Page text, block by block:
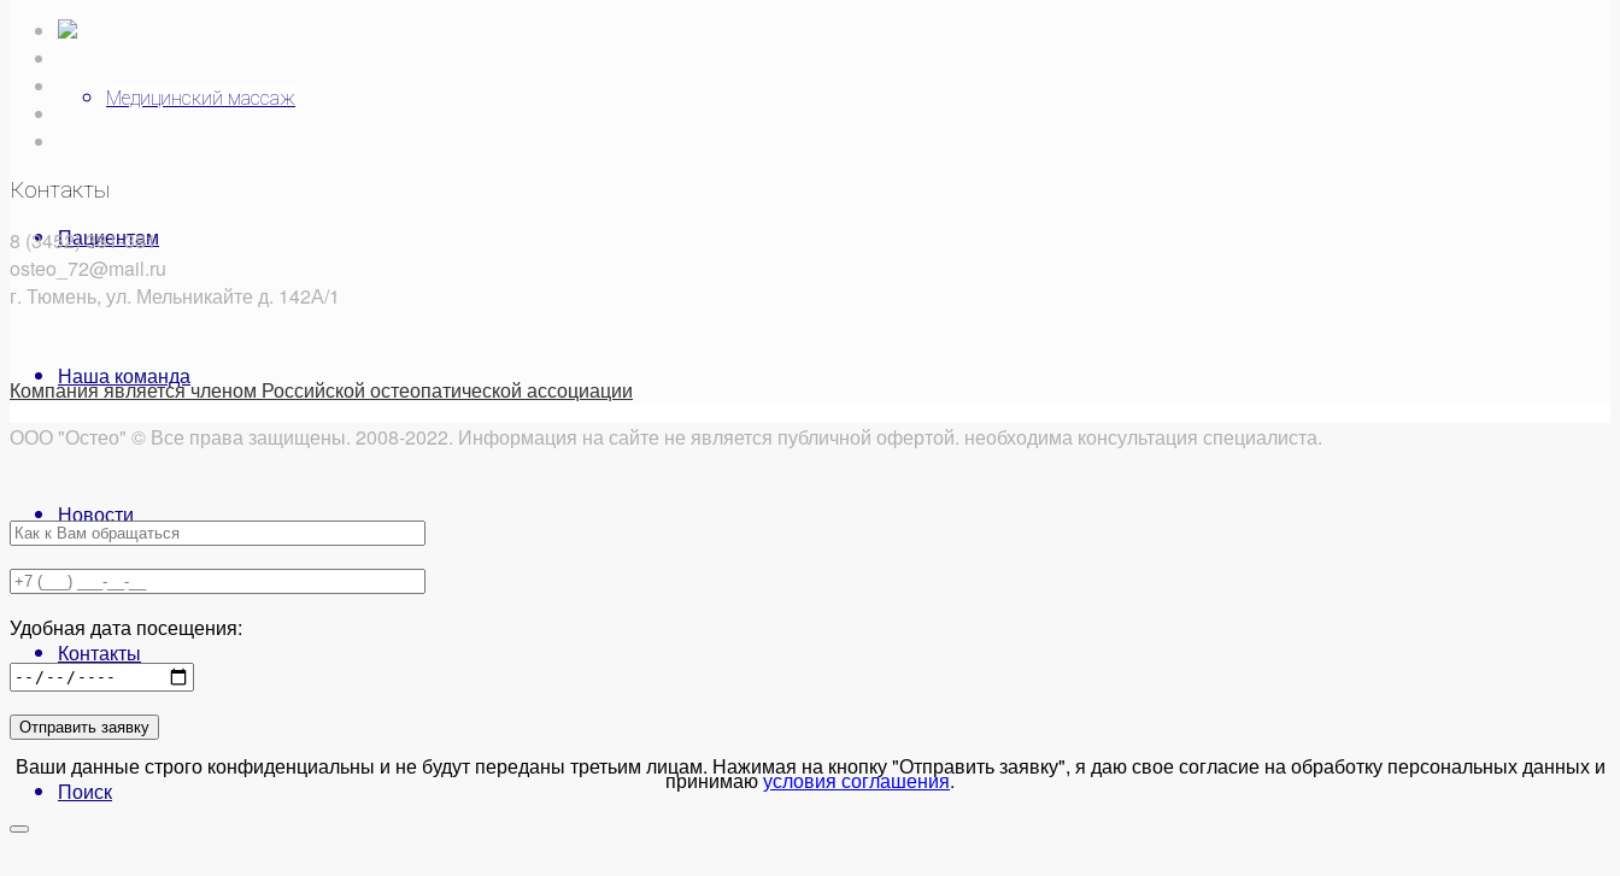
Медицинский массаж
Пациентам
Наша команда
Новости
Контакты
Поиск
Контакты
8 (3452) 381-381
osteo_72@mail.ru
г. Тюмень, ул. Мельникайте д. 142А/1
Компания является членом Российской остеопатической ассоциации
ООО "Остео" © Все права защищены. 2008-2022. Информация на сайте не является публичной офертой. необходима консультация специалиста.
Удобная дата посещения:
Ваши данные строго конфиденциальны и не будут переданы третьим лицам. Нажимая на кнопку "Отправить заявку", я даю свое согласие на обработку персональных данных и
принимаюусловия соглашения.